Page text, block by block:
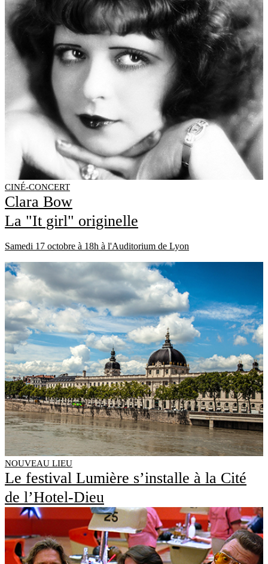
CINÉ-CONCERT
Clara Bow
La "It girl" originelle
Samedi 17 octobre à 18h à l'Auditorium de Lyon
NOUVEAU LIEU
Le festival Lumière s’installe à la Cité
de l’Hotel-Dieu